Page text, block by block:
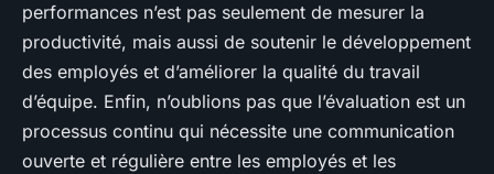
performances n’est pas seulement de mesurer la
productivité, mais aussi de soutenir le développement
des employés et d’améliorer la qualité du travail
d’équipe. Enfin, n’oublions pas que l’évaluation est un
processus continu qui nécessite une communication
ouverte et régulière entre les employés et les